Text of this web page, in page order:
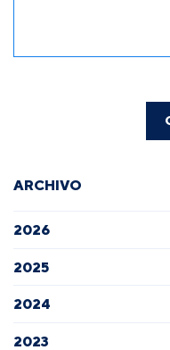
ARCHIVO
2026
2025
2024
2023